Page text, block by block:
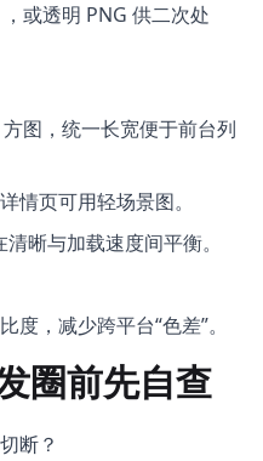
或透明 PNG 供二次处
图，统一长宽便于前台列
情页可用轻场景图。
晰与加载速度间平衡。
，减少跨平台“色差”。
圈前先自查
断？